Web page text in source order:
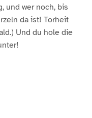
und wer noch, bis
da ist! Torheit
Und du hole die